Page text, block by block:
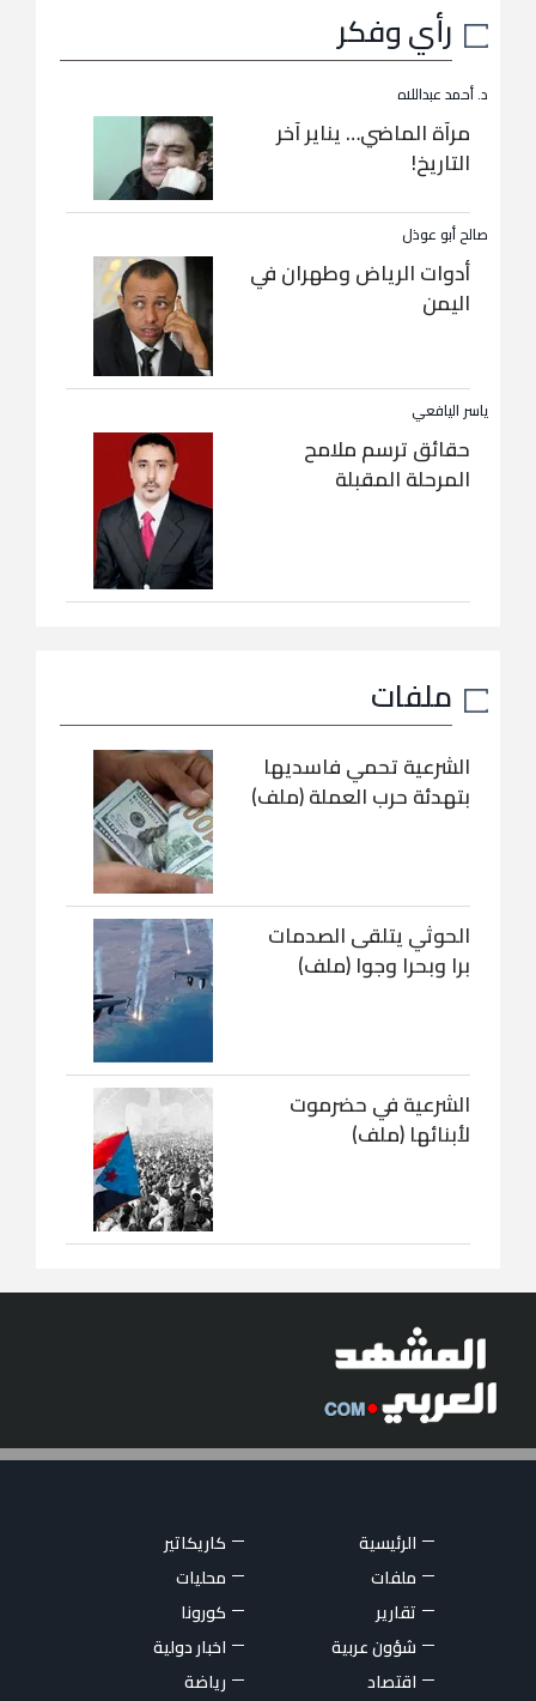
رأي وفكر
د. أحمد عبداللاه
مرآة الماضي… يناير آخر
التاريخ!
صالح أبو عوذل
أدوات الرياض وطهران في
اليمن
ياسر اليافعي
حقائق ترسم ملامح
المرحلة المقبلة
ملفات
الشرعية تحمي فاسديها
بتهدئة حرب العملة (ملف)
الحوثي يتلقى الصدمات
برا وبحرا وجوا (ملف)
الشرعية في حضرموت
لأبنائها (ملف)
الرئيسية
كاريكاتير
ملفات
محليات
تقارير
كورونا
شؤون عربية
اخبار دولية
اقتصاد
رياضة